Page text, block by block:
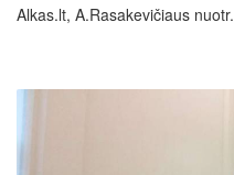
Alkas.lt, A.Rasakevičiaus nuotr.